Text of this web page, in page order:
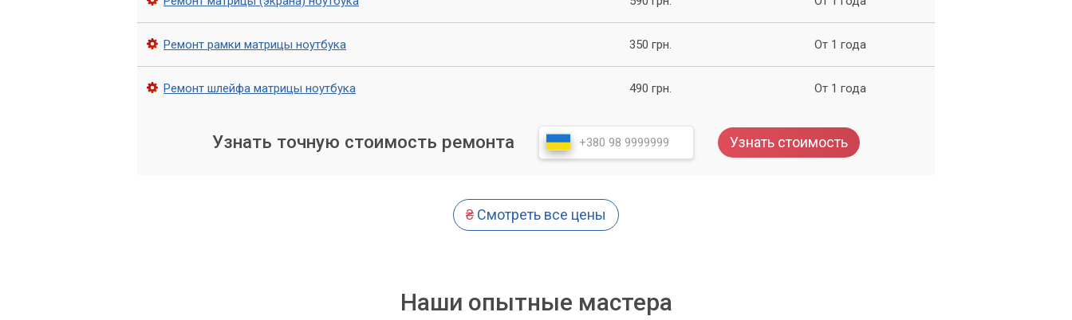
Ремонт рамки матрицы ноутбука 350 грн. От 1 года
Ремонт шлейфа матрицы ноутбука 490 грн. От 1 года
Узнать точную стоимость ремонта Узнать стоимость
₴ Смотреть все цены
Наши опытные мастера